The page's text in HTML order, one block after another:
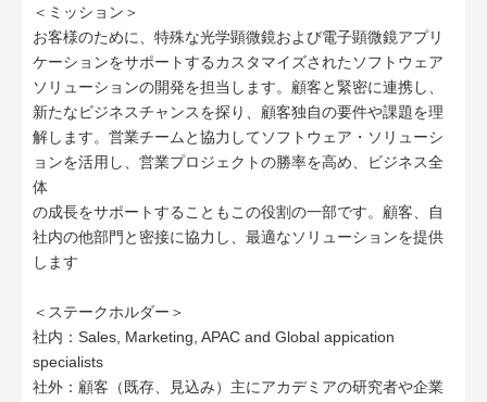
＜ミッション＞
お客様のために、特殊な光学顕微鏡および電子顕微鏡アプリ
ケーションをサポートするカスタマイズされたソフトウェア
ソリューションの開発を担当します。顧客と緊密に連携し、
新たなビジネスチャンスを探り、顧客独自の要件や課題を理
解します。営業チームと協力してソフトウェア・ソリューシ
ョンを活用し、営業プロジェクトの勝率を高め、ビジネス全
体
の成長をサポートすることもこの役割の一部です。顧客、自
社内の他部門と密接に協力し、最適なソリューションを提供
します
＜ステークホルダー＞
社内：Sales, Marketing, APAC and Global appication
specialists
社外：顧客（既存、見込み）主にアカデミアの研究者や企業